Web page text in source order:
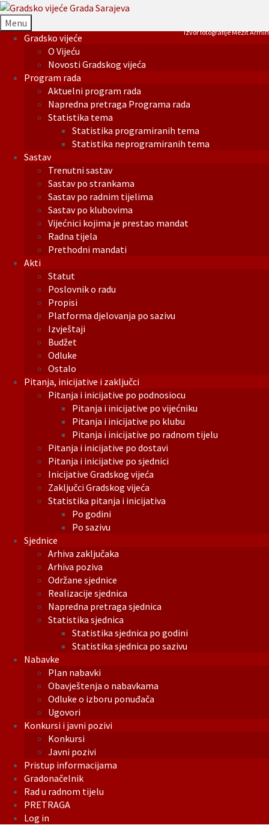
Menu
Gradsko vijeće
O Vijeću
Novosti Gradskog vijeća
Program rada
Aktuelni program rada
Napredna pretraga Programa rada
Statistika tema
Statistika programiranih tema
Statistika neprogramiranih tema
Sastav
Trenutni sastav
Sastav po strankama
Sastav po radnim tijelima
Sastav po klubovima
Vijećnici kojima je prestao mandat
Radna tijela
Prethodni mandati
Akti
Statut
Poslovnik o radu
Propisi
Platforma djelovanja po sazivu
Izvještaji
Budžet
Odluke
Ostalo
Pitanja, inicijative i zaključci
Pitanja i inicijative po podnosiocu
Pitanja i inicijative po vijećniku
Pitanja i inicijative po klubu
Pitanja i inicijative po radnom tijelu
Pitanja i inicijative po dostavi
Pitanja i inicijative po sjednici
Inicijative Gradskog vijeća
Zaključci Gradskog vijeća
Statistika pitanja i inicijativa
Po godini
Po sazivu
Sjednice
Arhiva zaključaka
Arhiva poziva
Održane sjednice
Realizacije sjednica
Napredna pretraga sjednica
Statistika sjednica
Statistika sjednica po godini
Statistika sjednica po sazivu
Nabavke
Plan nabavki
Obavještenja o nabavkama
Odluke o izboru ponuđača
Ugovori
Konkursi i javni pozivi
Konkursi
Javni pozivi
Pristup informacijama
Gradonačelnik
Rad u radnom tijelu
PRETRAGA
Log in
Izvor fotografije Mezit Armin